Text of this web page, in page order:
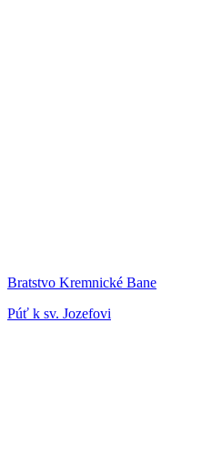
Bratstvo Kremnické Bane
Púť k sv. Jozefovi